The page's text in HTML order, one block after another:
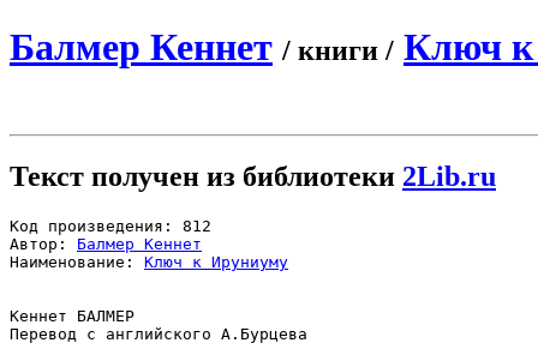
Балмер Кеннет / книги / Ключ
Текст получен из библиотеки 2Lib.ru
Код произведения: 812
Автор: Балмер Кеннет
Наименование: Ключ к Ируниуму